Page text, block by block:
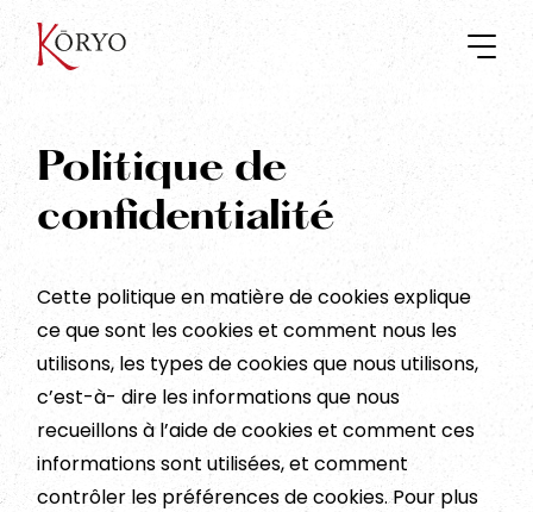
Politique de
confidentialité
Cette politique en matière de cookies explique
ce que sont les cookies et comment nous les
utilisons, les types de cookies que nous utilisons,
c’est-à- dire les informations que nous
recueillons à l’aide de cookies et comment ces
informations sont utilisées, et comment
contrôler les préférences de cookies. Pour plus